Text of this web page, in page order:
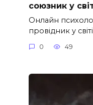
союзник у
Онлайн
провідник у
0 49